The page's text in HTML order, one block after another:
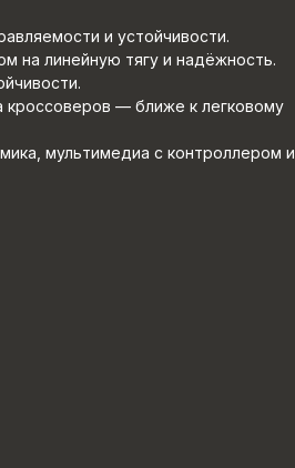
и устойчивости.
на линейную тягу и надёжность.
кроссоверов — ближе к легковому
мультимедиа с контроллером и